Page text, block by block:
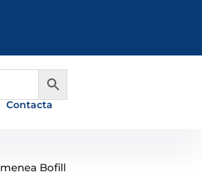
Contacta
Bofill